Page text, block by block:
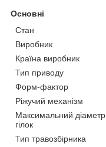
Основні
Стан
Виробник
Країна виробник
Тип приводу
Форм-фактор
Ріжучий механізм
Максимальний діаметр
гілок
Тип травозбірника